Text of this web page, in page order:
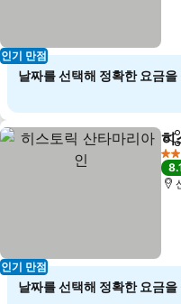
인기 만점
날짜를 선택해 정확한 요금
인기 만점
공
히
4
날짜를 선택해 정확한 요금